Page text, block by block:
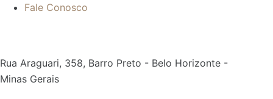
Fale Conosco
Rua Araguari, 358, Barro Preto - Belo Horizonte -
Minas Gerais